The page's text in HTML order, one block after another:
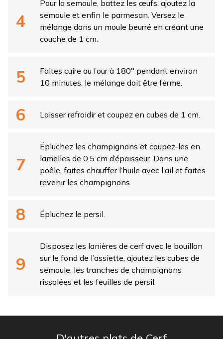
Pour la semoule, battez les œufs, ajoutez la
semoule et enfin le parmesan. Versez le
mélange dans un moule beurré en créant une
couche de 1 cm.
Faites cuire au four à 180° pendant environ
10 minutes, le mélange doit être ferme.
Laisser refroidir et coupez en cubes de 1 cm.
Épluchez les champignons et coupez-les en
lamelles de 0,5 cm d’épaisseur. Dans une
poêle, faites chauffer l’huile avec l’ail et faites
revenir les champignons.
Épluchez le persil.
Disposez les lanières de cerf avec le bouillon
sur le fond de l’assiette, ajoutez les cubes de
semoule, les tranches de champignons
rissolées et les feuilles de persil.